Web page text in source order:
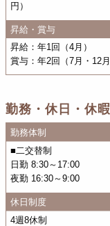
円）
昇給・賞与
昇給：年1回（4月）
賞与：年2回（7月・12月
勤務・休日・休暇
勤務体制
■二交替制
日勤 8:30～17:00
夜勤 16:30～9:00
休日制度
4週8休制